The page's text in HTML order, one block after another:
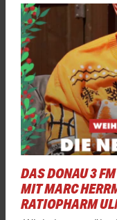
DAS DONAU 3
MIT MARC
RATIOPHARM